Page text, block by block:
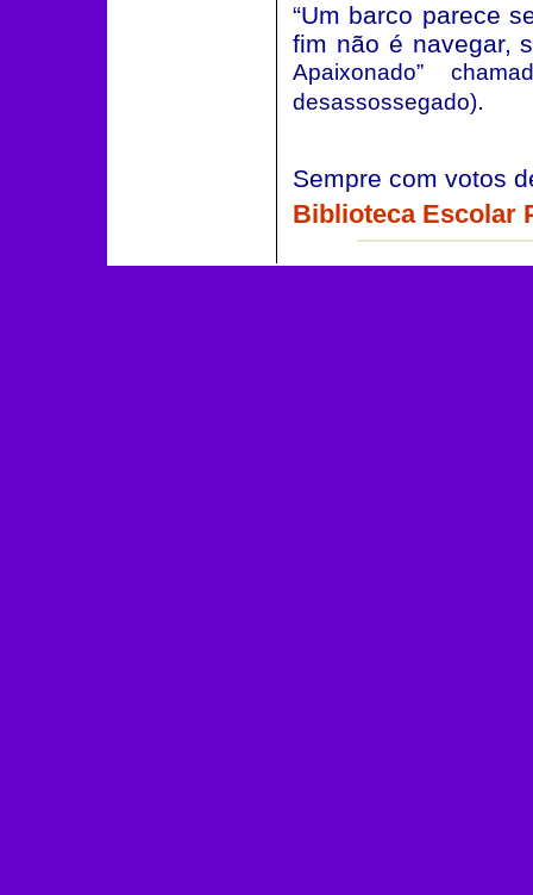
“Um barco parece
fim não é navegar,
Apaixonado”
desassossegado).
Sempre com votos
Biblioteca Escolar